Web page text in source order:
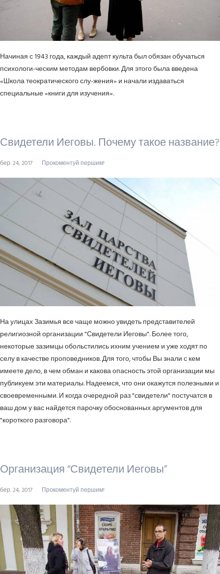
Начиная с 1943 года, каждый адепт культа был обязан обучаться
психологи-ческим методам вербовки. Для этого была введена
«Школа теократического слу-жения» и начали издаваться
специальные «книги для изучения».
Свидетели Иеговы. Почему такое название?
бер. 24, 2017 Прокоментуй першим!
На улицах Зазимья все чаще можно увидеть представителей
религиозной организации "Свидетели Иеговы". Более того,
некоторые зазимцы обольстились ихним учением и уже ходят по
селу в качестве проповедников. Для того, чтобы Вы знали с кем
имеете дело, в чем обман и какова опасность этой организации мы
публикуем эти материалы. Надеемся, что они окажутся полезными и
своевременными. И когда очередной раз "свидетели" постучатся в
ваш дом у вас найдется парочку обоснованных аргументов для
"короткого разговора".
Организация “Свидетели Иеговы”
бер. 24, 2017 Прокоментуй першим!